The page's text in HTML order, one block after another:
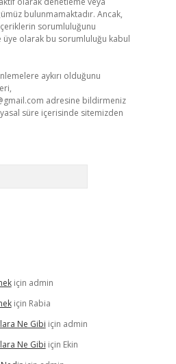
bulunmamaktadır. Ancak,
sorumluluğunu
üye olarak bu sorumluluğu kabul
aykırı olduğunu
adresine bildirmeniz
süre içerisinde sitemizden
için admin
için Rabia
Ne Gibi için admin
Ne Gibi için Ekin